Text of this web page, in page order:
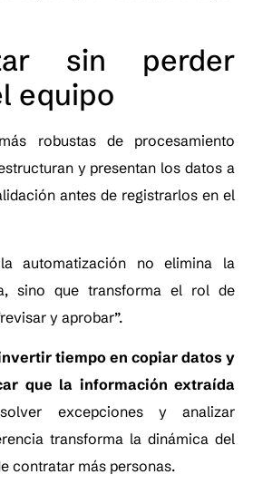
sin perder
equipo
robustas de procesamiento
y presentan los datos a
antes de registrarlos en el
automatización no elimina la
sino que transforma el rol de
y aprobar”.
tiempo en copiar datos y
que la información extraída
excepciones y analizar
transforma la dinámica del
contratar más personas.